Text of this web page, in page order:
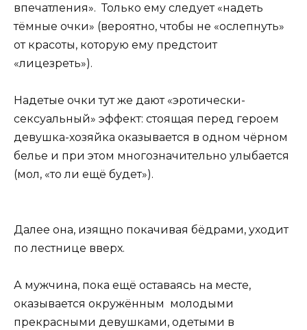
впечатления». Только ему следует «надеть
тёмные очки» (вероятно, чтобы не «ослепнуть»
от красоты, которую ему предстоит
«лицезреть»).
Надетые очки тут же дают «эротически-
сексуальный» эффект: стоящая перед героем
девушка-хозяйка оказывается в одном чёрном
белье и при этом многозначительно улыбается
(мол, «то ли ещё будет»).
Далее она, изящно покачивая бёдрами, уходит
по лестнице вверх.
А мужчина, пока ещё оставаясь на месте,
оказывается окружённым молодыми
прекрасными девушками, одетыми в